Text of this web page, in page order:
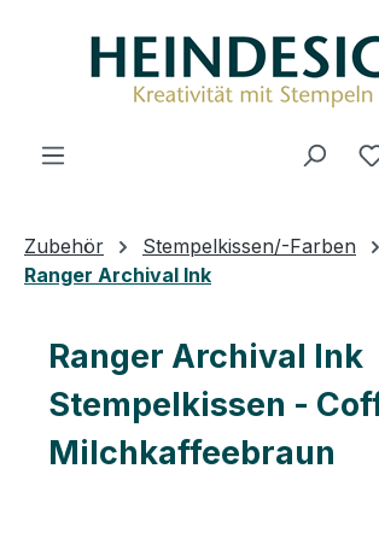
Zubehör
Stempelkissen/-Farben
Ranger Archival Ink
Ranger Archival Ink
Stempelkissen -
Milchkaffeebraun